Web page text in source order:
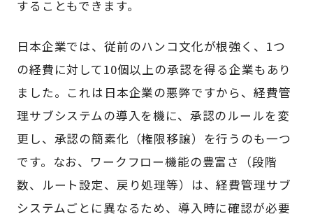
することもできます。
日本企業では、従前のハンコ文化が根強く、1つ
の経費に対して10個以上の承認を得る企業もあり
ました。これは日本企業の悪弊ですから、経費管
理サブシステムの導入を機に、承認のルールを変
更し、承認の簡素化（権限移譲）を行うのも一つ
です。なお、ワークフロー機能の豊富さ（段階
数、ルート設定、戻り処理等）は、経費管理サブ
システムごとに異なるため、導入時に確認が必要